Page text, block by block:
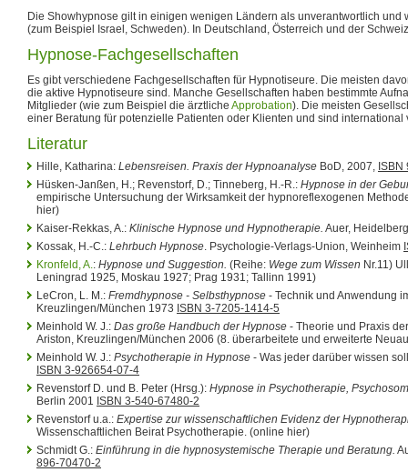
Die Showhypnose gilt in einigen wenigen Ländern als unverantwortlich und
(zum Beispiel Israel, Schweden). In Deutschland, Österreich und der
Hypnose-Fachgesellschaften
Es gibt verschiedene Fachgesellschaften für Hypnotiseure. Die meisten
die aktive Hypnotiseure sind. Manche Gesellschaften haben bestimmte
Mitglieder (wie zum Beispiel die ärztliche Approbation). Die meisten
einer Beratung für potenzielle Patienten oder Klienten und sind international
Literatur
Hille, Katharina: Lebensreisen. Praxis der Hypnoanalyse BoD, 2007, ISBN
Hüsken-Janßen, H.; Revenstorf, D.; Tinneberg, H.-R.: Hypnose in der
empirische Untersuchung der Wirksamkeit der hypnoreflexogenen
hier)
Kaiser-Rekkas, A.: Klinische Hypnose und Hypnotherapie. Auer,
Kossak, H.-C.: Lehrbuch Hypnose . Psychologie-Verlags-Union, Weinheim
Kronfeld, A. : Hypnose und Suggestion. (Reihe: Wege zum Wissen Nr.11)
Leningrad 1925, Moskau 1927; Prag 1931; Tallinn 1991)
LeCron, L. M.: Fremdhypnose - Selbsthypnose - Technik und Anwendung
Kreuzlingen/München 1973 ISBN 3-7205-1414-5
Meinhold W. J.: Das große Handbuch der Hypnose - Theorie und Praxis
Ariston, Kreuzlingen/München 2006 (8. überarbeitete und erweiterte
Meinhold W. J.: Psychotherapie in Hypnose - Was jeder darüber wissen
ISBN 3-926654-07-4
Revenstorf D. und B. Peter (Hrsg.): Hypnose in Psychotherapie,
Berlin 2001 ISBN 3-540-67480-2
Revenstorf u.a.: Expertise zur wissenschaftlichen Evidenz der
Wissenschaftlichen Beirat Psychotherapie. (online hier)
Schmidt G.: Einführung in die hypnosystemische Therapie und Beratung.
896-70470-2